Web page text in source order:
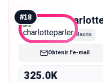
#18
Macro
Obtenir l'e-mail
325.0K